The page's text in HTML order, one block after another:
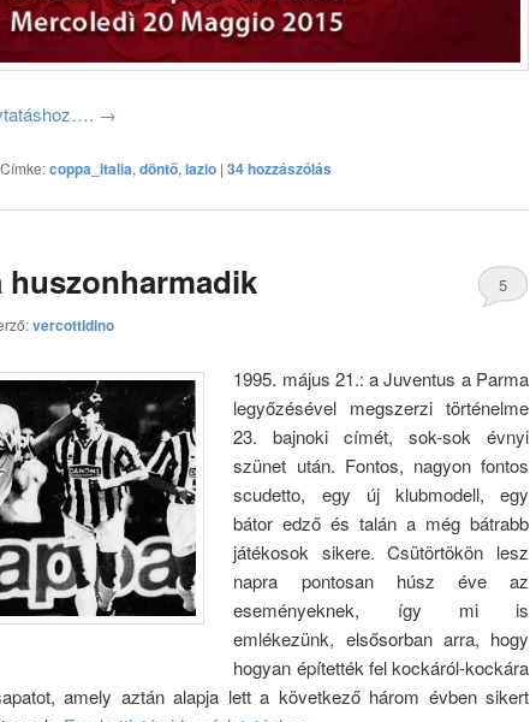
→
Címke:coppa_italia, döntő, lazio | 34 hozzászólás
huszonharmadik
vercottidino
5
1995. május 21.: a Juventus a Parma
legyőzésével megszerzi történelme
23. bajnoki címét, sok-sok évnyi
szünet után. Fontos, nagyon fontos
scudetto, egy új klubmodell, egy
bátor edző és talán a még bátrabb
játékosok sikere. Csütörtökön lesz
napra pontosan húsz éve az
eseményeknek, így mi is
emlékezünk, elsősorban arra, hogy
hogyan építették fel kockáról-kockára
amely aztán alapja lett a következő három évben sikert